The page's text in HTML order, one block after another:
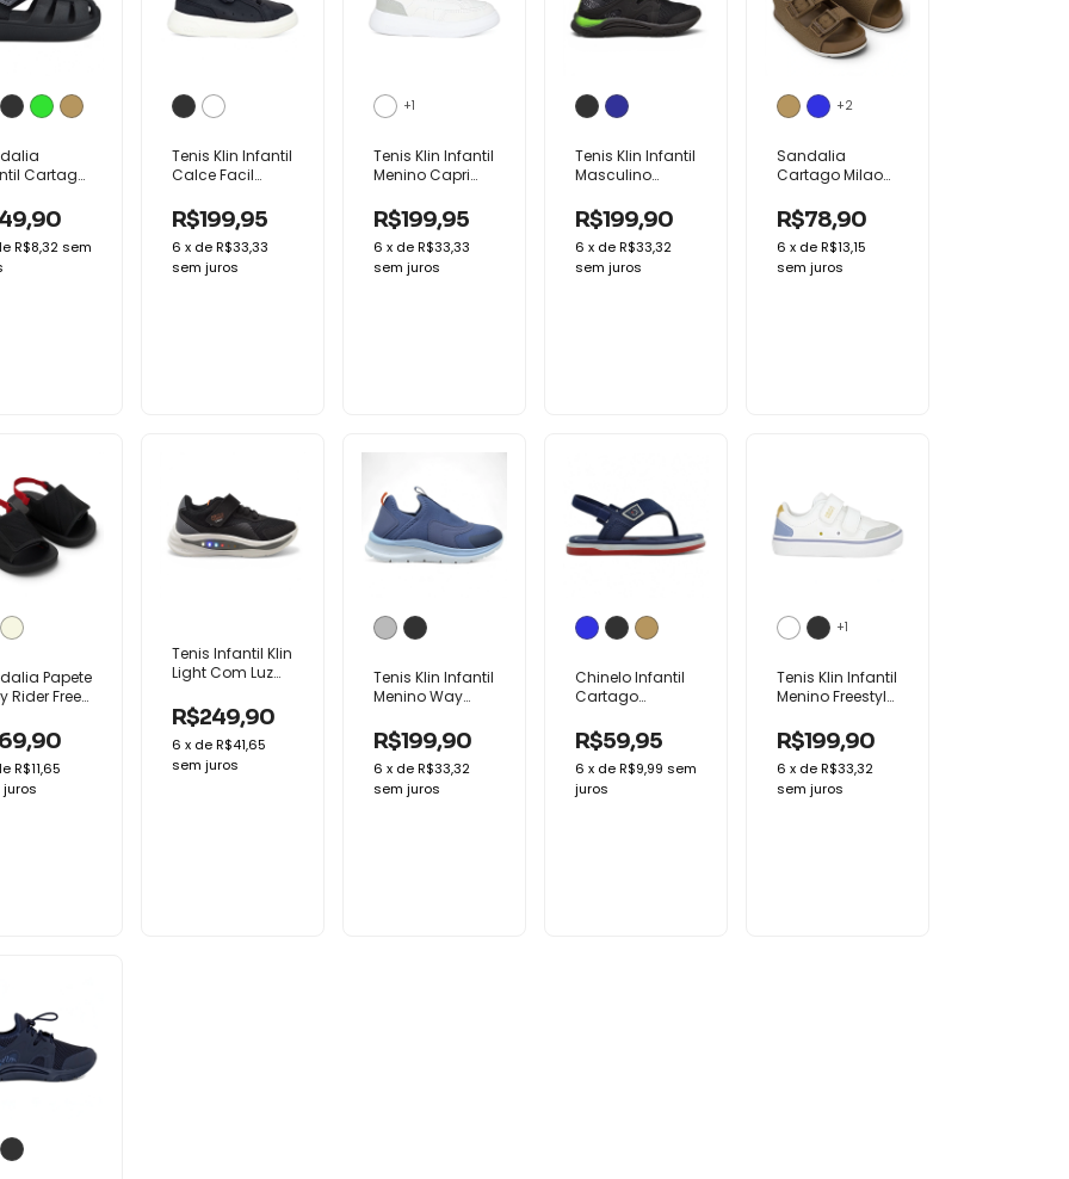
Cartago
Baby
R$8,32 sem
Tenis Klin Infantil
Calce Facil
R$199,95
6 x deR$33,33
sem juros
Tenis Klin Infantil
Menino Capri
R$199,95
6 x deR$33,33
sem juros
+1
Tenis Klin Infantil
Masculino
Sport Elastico
Leve
R$199,90
6 x deR$33,32
sem juros
Sandalia
Cartago Milao
Infantil Ajustavel
R$78,90
6 x deR$13,15
sem juros
+2
Papete
Rider Free
Fácil
R$11,65
juros
Tenis Infantil Klin
Light Com Luz
Anatomico Led
R$249,90
6 x deR$41,65
sem juros
Tenis Klin Infantil
Menino Way
Leve
R$199,90
6 x deR$33,32
sem juros
Chinelo Infantil
Cartago
Macio Baby
R$59,95
6 x deR$9,99 sem
juros
Tenis Klin Infantil
Menino Freestyle
R$199,90
6 x deR$33,32
sem juros
+1